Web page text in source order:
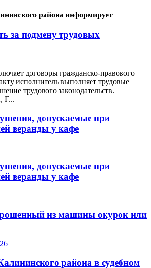
района информирует
за подмену трудовых
договоры гражданско-правового
исполнитель выполняет трудовые
трудового законодательств.
Г...
допускаемые при
веранды у кафе
допускаемые при
веранды у кафе
из машины окурок или
района в судебном